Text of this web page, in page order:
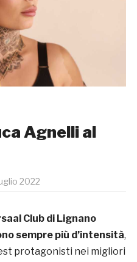
Agnelli al
2022
Club di Lignano
sempre più d’intensità,
protagonisti nei migliori